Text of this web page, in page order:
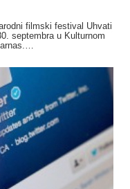
filmski festival Uhvati
septembra u Kulturnom